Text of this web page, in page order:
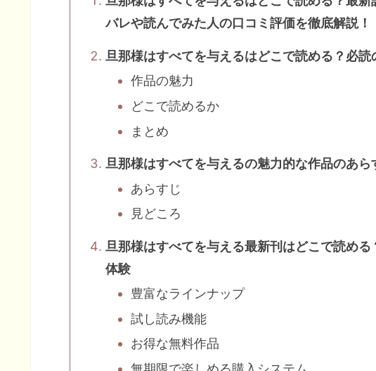
バレや読んでみた人の口コミ評価を徹底解説！
旦那様はすべてを与えるはどこで読める？必
作品の魅力
どこで読めるか
まとめ
旦那様はすべてを与えるの魅力的な作品のあら
あらすじ
見どころ
旦那様はすべてを与える最新刊はどこで読め
体験
豊富なラインナップ
試し読み機能
お得な無料作品